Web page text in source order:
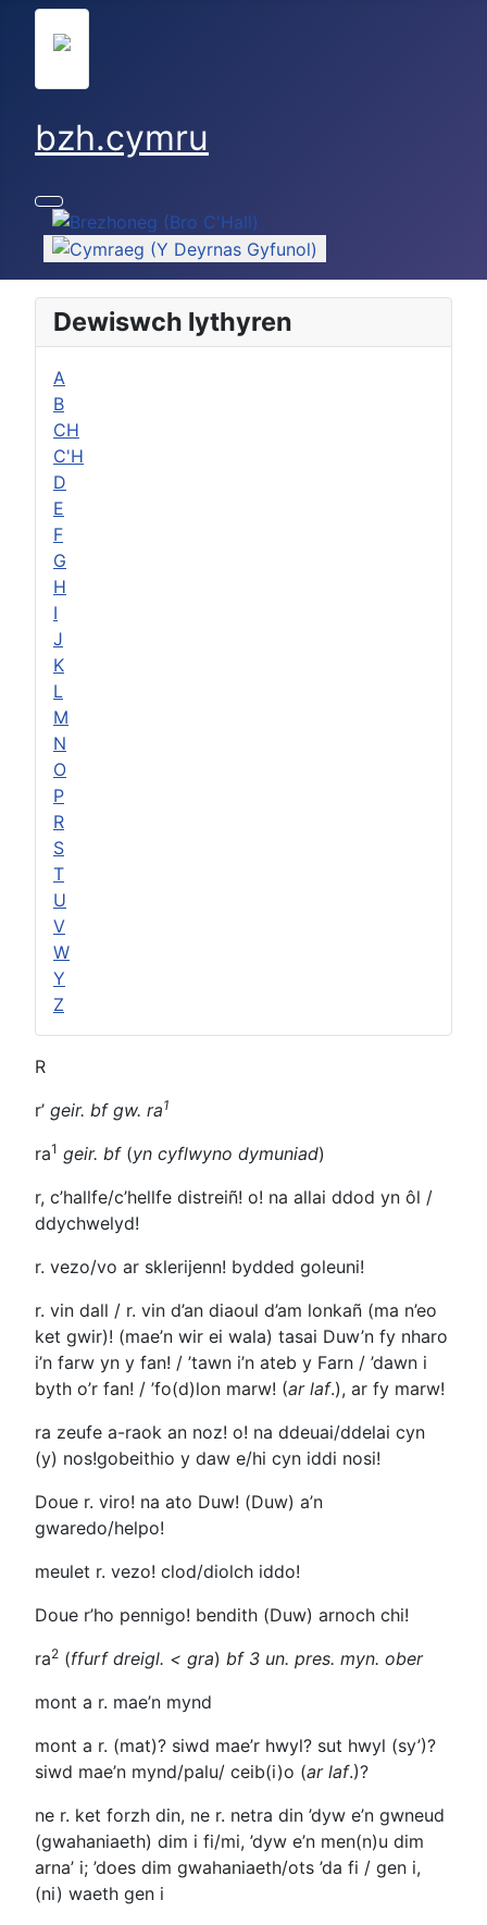
bzh.cymru
Dewiswch eich iaith
Dewiswch lythyren
A
B
CH
C'H
D
E
F
G
H
I
J
K
L
M
N
O
P
R
S
T
U
V
W
Y
Z
R
r’ geir. bf gw. ra1
ra1 geir. bf(yn cyflwyno dymuniad)
r, c’hallfe/c’hellfe distreiñ! o! na allai ddod yn ôl /
ddychwelyd!
r. vezo/vo ar sklerijenn! bydded goleuni!
r. vin dall / r. vin d’an diaoul d’am lonkañ (ma n’eo
ket gwir)! (mae’n wir ei wala) tasai Duw’n fy nharo
i’n farw yn y fan! / ’tawn i’n ateb y Farn / ’dawn i
byth o’r fan! / ’fo(d)lon marw! (ar laf.), ar fy marw!
ra zeufe a-raok an noz! o! na ddeuai/ddelai cyn
(y) nos!gobeithio y daw e/hi cyn iddi nosi!
Doue r. viro! na ato Duw! (Duw) a’n
gwaredo/helpo!
meulet r. vezo! clod/diolch iddo!
Doue r’ho pennigo! bendith (Duw) arnoch chi!
ra2 (ffurf dreigl. < gra) bf 3 un. pres. myn. ober
mont a r. mae’n mynd
mont a r. (mat)? siwd mae’r hwyl? sut hwyl (sy’)?
siwd mae’n mynd/palu/ ceib(i)o (ar laf.)?
ne r. ket forzh din, ne r. netra din ’dyw e’n gwneud
(gwahaniaeth) dim i fi/mi, ’dyw e’n men(n)u dim
arna’ i; ’does dim gwahaniaeth/ots ’da fi / gen i,
(ni) waeth gen i